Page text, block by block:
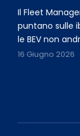
Il Fleet
puntano sulle
le BEV non
16 Giugno 2026